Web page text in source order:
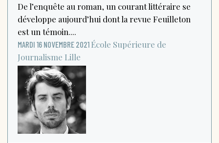
De l’enquête au roman, un courant littéraire se
développe aujourd’hui dont la revue Feuilleton
est un témoin....
MARDI 16 NOVEMBRE 2021 École Supérieure de
Journalisme Lille